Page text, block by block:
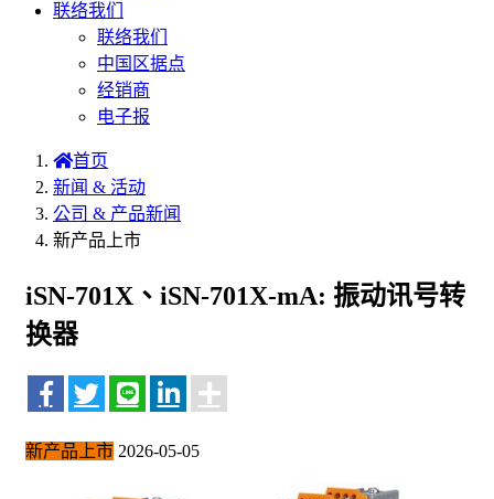
联络我们
联络我们
中国区据点
经销商
电子报
首页
新闻 & 活动
公司 & 产品新闻
新产品上市
iSN-701X、iSN-701X-mA: 振动讯号转
换器
新产品上市 2026-05-05